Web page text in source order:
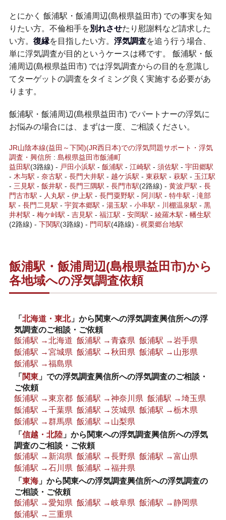
とにかく 飯浦駅・飯浦周辺(島根県益田市) での事実を知
りたい方。不倫相手を別れさせたり慰謝料など請求した
い方。 復縁を目指したい方。 浮気調査を追う行う場合、
単に浮気調査が目的というケースは稀です。 飯浦駅・飯
浦周辺(島根県益田市) では浮気調査からの目的を意識し
てターゲットの調査をタイミング良く実施する必要があ
ります。
飯浦駅・飯浦周辺(島根県益田市) でパートナーの浮気に
お悩みの場合には、まずは一度、ご相談ください。
JR山陰本線(益田～下関)(JR西日本)での浮気問題サポート・浮気
調査・興信所 : 島根県益田市飯浦町
益田駅(3路線) - 戸田小浜駅 - 飯浦駅 - 江崎駅 - 須佐駅 - 宇田郷駅
- 木与駅 - 奈古駅 - 長門大井駅 - 越ケ浜駅 - 東萩駅 - 萩駅 - 玉江駅
- 三見駅 - 飯井駅 - 長門三隅駅 - 長門市駅(2路線) - 黄波戸駅 - 長
門古市駅 - 人丸駅 - 伊上駅 - 長門粟野駅 - 阿川駅 - 特牛駅 - 滝部
駅 - 長門二見駅 - 宇賀本郷駅 - 湯玉駅 - 小串駅 - 川棚温泉駅 - 黒
井村駅 - 梅ケ峠駅 - 吉見駅 - 福江駅 - 安岡駅 - 綾羅木駅 - 幡生駅
(2路線) - 下関駅(3路線) - 門司駅(4路線) - 梶栗郷台地駅
飯浦駅・飯浦周辺(島根県益田市)から
各地域への浮気調査依頼
「北海道・東北」から関東への浮気調査興信所への浮
気調査のご相談・ご依頼
飯浦駅 →北海道 飯浦駅 →青森県 飯浦駅 →岩手県
飯浦駅 →宮城県 飯浦駅 →秋田県 飯浦駅 →山形県
飯浦駅 →福島県
「関東 」での浮気調査興信所への浮気調査のご相談・
ご依頼
飯浦駅 →東京都 飯浦駅 →神奈川県 飯浦駅 →埼玉県
飯浦駅 →千葉県 飯浦駅 →茨城県 飯浦駅 →栃木県
飯浦駅 →群馬県 飯浦駅 →山梨県
「信越・北陸 」から関東への浮気調査興信所への浮気
調査のご相談・ご依頼
飯浦駅 →新潟県 飯浦駅 →長野県 飯浦駅 →富山県
飯浦駅 →石川県 飯浦駅 →福井県
「東海 」から関東への浮気調査興信所への浮気調査の
ご相談・ご依頼
飯浦駅 →愛知県 飯浦駅 →岐阜県 飯浦駅 →静岡県
飯浦駅 →三重県